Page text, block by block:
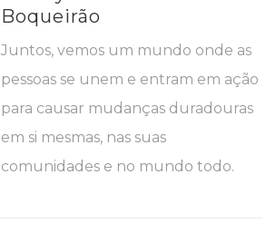
Boqueirão
Juntos, vemos um mundo onde as
pessoas se unem e entram em ação
para causar mudanças duradouras
em si mesmas, nas suas
comunidades e no mundo todo.